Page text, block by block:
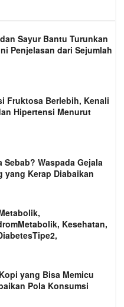
Sayur Bantu Turunkan
Penjelasan dari Sejumlah
Fruktosa Berlebih, Kenali
Hipertensi Menurut
Sebab? Waspada Gejala
yang Kerap Diabaikan
Kesehatan,
yang Bisa Memicu
Pola Konsumsi